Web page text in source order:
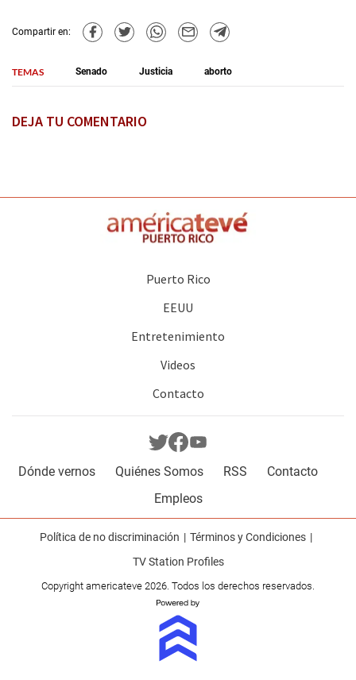
Compartir en:
TEMAS Senado Justicia aborto
DEJA TU COMENTARIO
Puerto Rico
EEUU
Entretenimiento
Videos
Contacto
Dónde vernos Quiénes Somos RSS
Contacto
Empleos
Política de no discriminación
Términos y Condiciones
TV Station Profiles
Copyright americateve 2026. Todos los derechos reservados.